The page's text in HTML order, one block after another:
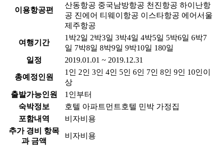
이용항공편
산동항공 중국남방항공 천진항공 하이난항
공 진에어 티웨이항공 이스타항공 에어서울
제주항공
여행기간
1박2일 2박3일 3박4일 4박5일 5박6일 6박7
일 7박8일 8박9일 9박10일 180일
일정
2019.01.01 ~ 2019.12.31
총예정인원
1인 2인 3인 4인 5인 6인 7인 8인 9인 10인이
상
출발가능인원
1인부터
숙박정보
호텔 아파트먼트호텔 민박 가정집
포함내역
비자비용
추가 경비 항목
과 금액
비자비용